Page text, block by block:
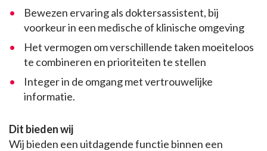
Bewezen ervaring als doktersassistent, bij
voorkeur in een medische of klinische omgeving
Het vermogen om verschillende taken moeiteloos
te combineren en prioriteiten te stellen
Integer in de omgang met vertrouwelijke
informatie.
Dit bieden wij
Wij bieden een uitdagende functie binnen een